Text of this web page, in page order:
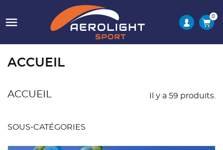
 0
ACCUEIL
ACCUEIL Il y a 59 produits.
SOUS-CATÉGORIES